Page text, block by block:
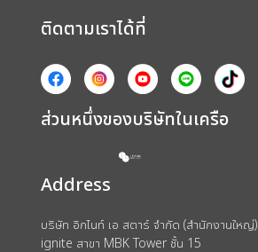
ติดตามเราได้ที่
ส่วนหนึ่งของบริษัทในเครือ
Address
บริษัท อิกไนท์ เอ สตาร์ จำกัด (สำนักงานใหญ่)
ignite สาขา MBK Tower ชั้น 15